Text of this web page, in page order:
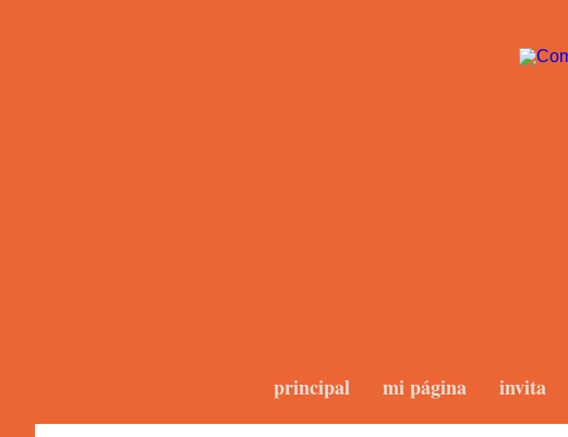
principal mi página invita